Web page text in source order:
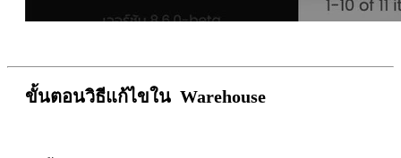
ขั้นตอนวิธีแก้ไขใน Warehouse